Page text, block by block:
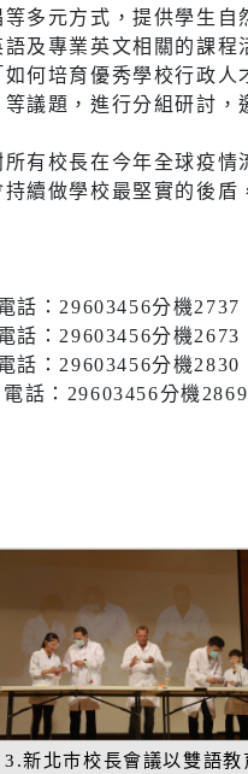
多元方式，提供學生
及專業英文相關的課
何培育優秀學校行政
議題，進行分組研討
有校長在今年全球疫
續做學校最堅實的後
：29603456分機2737
：29603456分機2673
：29603456分機2830
話：29603456分機2869
3.新北巿校長會議以雙語教